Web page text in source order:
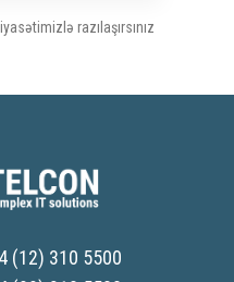
razılaşırsınız
(12) 310 5500